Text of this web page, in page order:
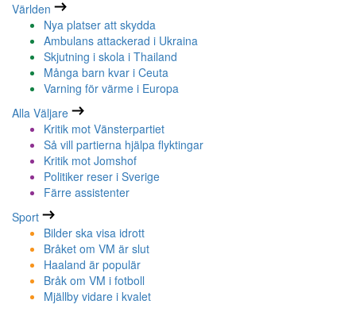
Världen
Nya platser att skydda
Ambulans attackerad i Ukraina
Skjutning i skola i Thailand
Många barn kvar i Ceuta
Varning för värme i Europa
Alla Väljare
Kritik mot Vänsterpartiet
Så vill partierna hjälpa flyktingar
Kritik mot Jomshof
Politiker reser i Sverige
Färre assistenter
Sport
Bilder ska visa idrott
Bråket om VM är slut
Haaland är populär
Bråk om VM i fotboll
Mjällby vidare i kvalet